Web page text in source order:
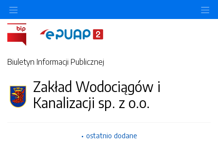
Biuletyn Informacji Publicznej
Zakład Wodociągów i
Kanalizacji sp. z o.o.
ostatnio dodane